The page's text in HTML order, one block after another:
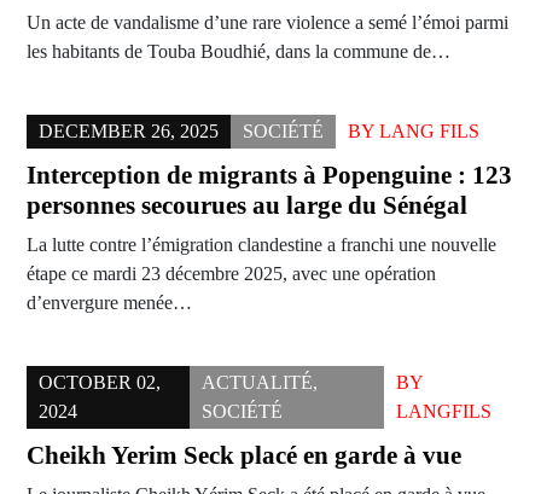
Un acte de vandalisme d’une rare violence a semé l’émoi parmi
les habitants de Touba Boudhié, dans la commune de…
DECEMBER 26, 2025 SOCIÉTÉ BY LANG FILS
Interception de migrants à Popenguine : 123
personnes secourues au large du Sénégal
La lutte contre l’émigration clandestine a franchi une nouvelle
étape ce mardi 23 décembre 2025, avec une opération
d’envergure menée…
OCTOBER 02,
2024
ACTUALITÉ,
SOCIÉTÉ
BY
LANGFILS
Cheikh Yerim Seck placé en garde à vue